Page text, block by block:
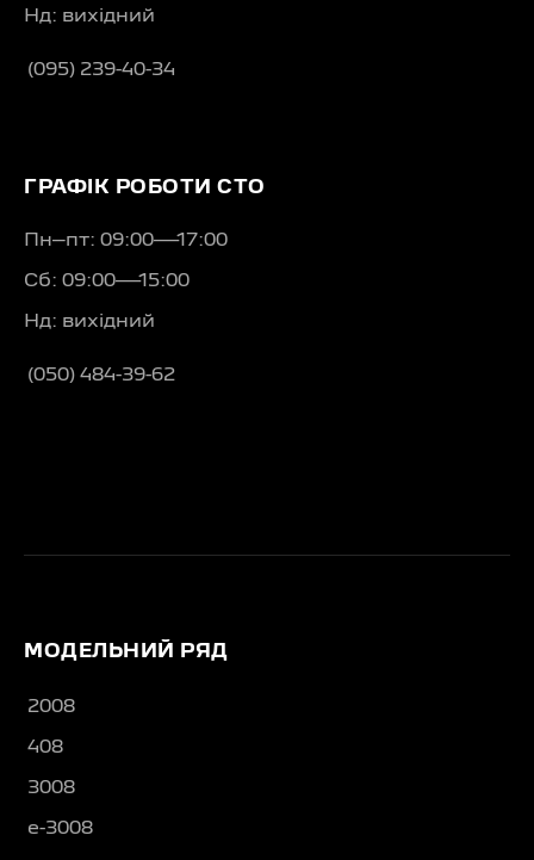
Нд: вихідний
(095) 239-40-34
ГРАФІК РОБОТИ СТО
Пн–пт: 09:00—17:00
Сб: 09:00—15:00
Нд: вихідний
(050) 484-39-62
МОДЕЛЬНИЙ РЯД
2008
408
3008
e-3008